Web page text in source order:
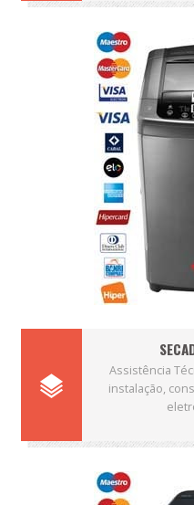
Assistência
instalação,